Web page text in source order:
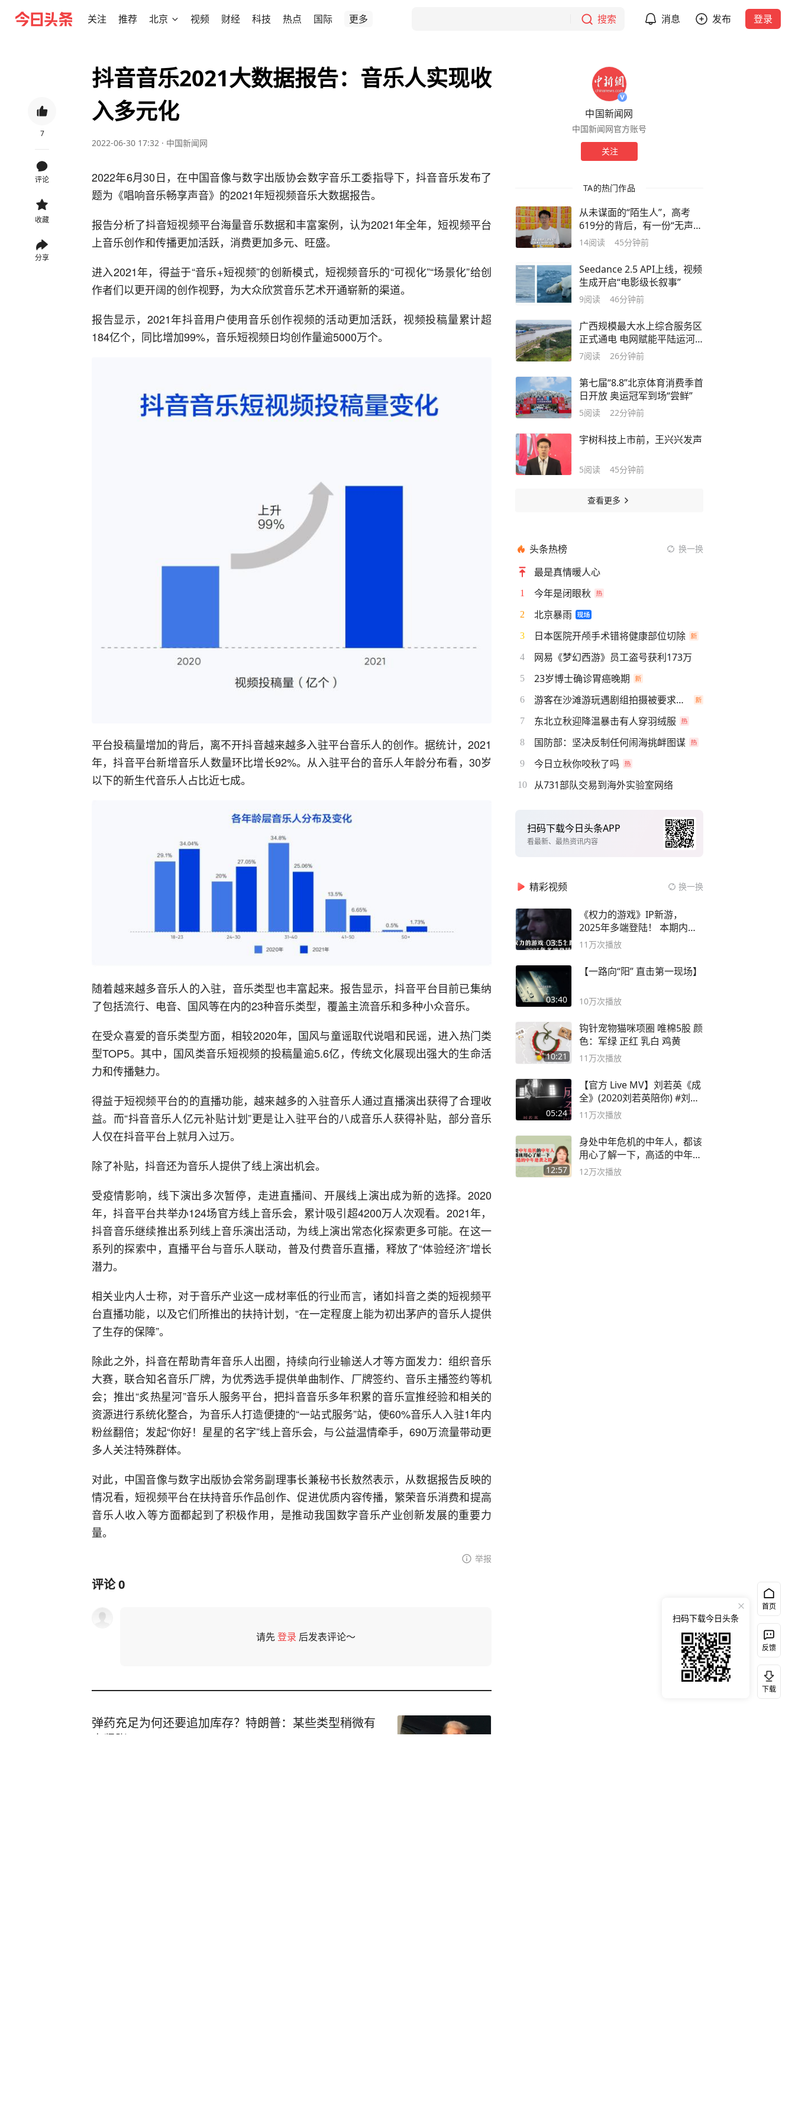
关注 推荐 北京 视频 财经 科技 热点 国际 更多 搜索 消息 发布 登录
7
评论
收藏
分享
抖音音乐2021大数据报告：音乐人实现收
入多元化
2022-06-30 17:32 · 中国新闻网
2022年6月30日，在中国音像与数字出版协会数字音乐工委指导下，抖音音乐发布了
题为《唱响音乐畅享声音》的2021年短视频音乐大数据报告。
报告分析了抖音短视频平台海量音乐数据和丰富案例，认为2021年全年，短视频平台
上音乐创作和传播更加活跃，消费更加多元、旺盛。
进入2021年，得益于“音乐+短视频”的创新模式，短视频音乐的“可视化”“场景化”给创
作者们以更开阔的创作视野，为大众欣赏音乐艺术开通崭新的渠道。
报告显示，2021年抖音用户使用音乐创作视频的活动更加活跃，视频投稿量累计超
184亿个，同比增加99%，音乐短视频日均创作量逾5000万个。
平台投稿量增加的背后，离不开抖音越来越多入驻平台音乐人的创作。据统计，2021
年，抖音平台新增音乐人数量环比增长92%。从入驻平台的音乐人年龄分布看，30岁
以下的新生代音乐人占比近七成。
随着越来越多音乐人的入驻，音乐类型也丰富起来。报告显示，抖音平台目前已集纳
了包括流行、电音、国风等在内的23种音乐类型，覆盖主流音乐和多种小众音乐。
在受众喜爱的音乐类型方面，相较2020年，国风与童谣取代说唱和民谣，进入热门类
型TOP5。其中，国风类音乐短视频的投稿量逾5.6亿，传统文化展现出强大的生命活
力和传播魅力。
得益于短视频平台的的直播功能，越来越多的入驻音乐人通过直播演出获得了合理收
益。而“抖音音乐人亿元补贴计划”更是让入驻平台的八成音乐人获得补贴，部分音乐
人仅在抖音平台上就月入过万。
除了补贴，抖音还为音乐人提供了线上演出机会。
受疫情影响，线下演出多次暂停，走进直播间、开展线上演出成为新的选择。2020
年，抖音平台共举办124场官方线上音乐会，累计吸引超4200万人次观看。2021年，
抖音音乐继续推出系列线上音乐演出活动，为线上演出常态化探索更多可能。在这一
系列的探索中，直播平台与音乐人联动，普及付费音乐直播，释放了“体验经济”增长
潜力。
相关业内人士称，对于音乐产业这一成材率低的行业而言，诸如抖音之类的短视频平
台直播功能，以及它们所推出的扶持计划，“在一定程度上能为初出茅庐的音乐人提供
了生存的保障”。
除此之外，抖音在帮助青年音乐人出圈，持续向行业输送人才等方面发力：组织音乐
大赛，联合知名音乐厂牌，为优秀选手提供单曲制作、厂牌签约、音乐主播签约等机
会；推出“炙热星河”音乐人服务平台，把抖音音乐多年积累的音乐宣推经验和相关的
资源进行系统化整合，为音乐人打造便捷的“一站式服务”站，使60%音乐人入驻1年内
粉丝翻倍；发起“你好！星星的名字”线上音乐会，与公益温情牵手，690万流量带动更
多人关注特殊群体。
对此，中国音像与数字出版协会常务副理事长兼秘书长敖然表示，从数据报告反映的
情况看，短视频平台在扶持音乐作品创作、促进优质内容传播，繁荣音乐消费和提高
音乐人收入等方面都起到了积极作用，是推动我国数字音乐产业创新发展的重要力
量。
举报
评论0
请先登录 后发表评论～
弹药充足为何还要追加库存？特朗普：某些类型稍微有
点紧张
中国新闻网
中国新闻网官方账号
关注
TA的热门作品
从未谋面的“陌生人”，高考
619分的背后，有一份“无声的
托举”
14阅读 45分钟前
Seedance 2.5 API上线，视频
生成开启“电影级长叙事”
9阅读 46分钟前
广西规模最大水上综合服务区
正式通电 电网赋能平陆运河
通江海
7阅读 26分钟前
第七届“8.8”北京体育消费季首
日开放 奥运冠军到场“尝鲜”
5阅读 22分钟前
宇树科技上市前，王兴兴发声
5阅读 45分钟前
查看更多
头条热榜 换一换
最是真情暖人心
1 今年是闭眼秋
2 北京暴雨
3 日本医院开颅手术错将健康部位切除
4 网易《梦幻西游》员工盗号获利173万
5 23岁博士确诊胃癌晚期
6 游客在沙滩游玩遇剧组拍摄被要求离开
7 东北立秋迎降温暴击有人穿羽绒服
8 国防部：坚决反制任何闹海挑衅图谋
9 今日立秋你咬秋了吗
10 从731部队交易到海外实验室网络
扫码下载今日头条APP
看最新、最热资讯内容
精彩视频 换一换
03:51
《权力的游戏》IP新游，
2025年多端登陆！ 本期内容
概要
11万次播放
03:40
【一路向“阳” 直击第一现场】
10万次播放
10:21
钩针宠物猫咪项圈 唯棉5股 颜
色：军绿 正红 乳白 鸡黄
11万次播放
05:24
【官方 Live MV】刘若英《成
全》(2020刘若英陪你) #刘若
英 #成全
11万次播放
12:57
身处中年危机的中年人，都该
用心了解一下，高适的中年逆
袭之路
12万次播放
首页
反馈
下载
扫码下载今日头条